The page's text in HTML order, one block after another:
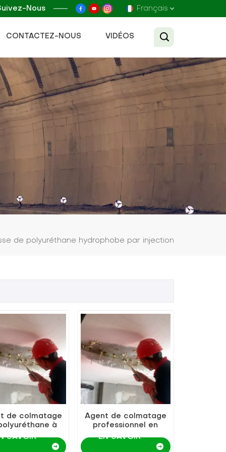
Nous Français
Français
Русский
CONTACTEZ-NOUS VIDÉOS
de polyuréthane hydrophobe par injection
de colmatage
à
qualité et à bas
SAVOIR
Agent de colmatage
professionnel en
d'huile KEZU pour
EN SAVOIR